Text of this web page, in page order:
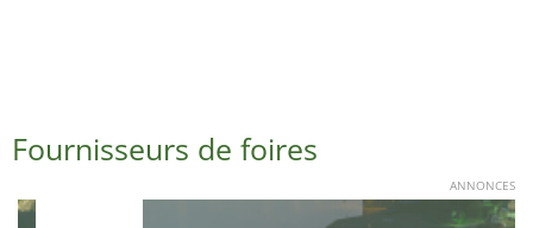
Fournisseurs de foires
ANNONCES